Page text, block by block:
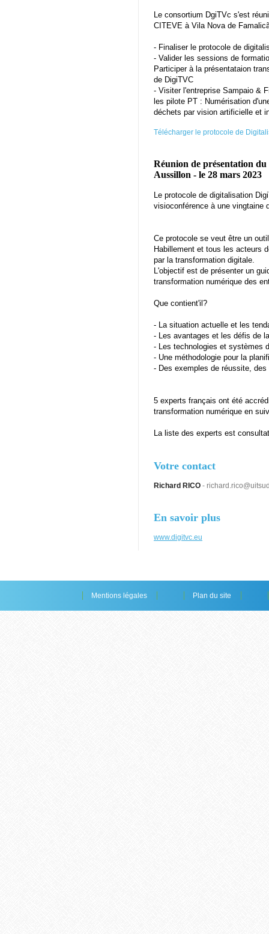
Le consortium DgiTVc s'est
CITEVE à Vila Nova de
- Finaliser le protocole de
- Valider les sessions de
Participer à la présentataion
de DigiTVC
- Visiter l'entreprise Sampaio &
les pilote PT : Numérisation
déchets par vision artificielle et
Télécharger le protocole de
Réunion de présentation
Aussillon - le 28 mars 2023
Le protocole de digitalisation
visioconférence à une vingtaine
Ce protocole se veut être un
Habillement et tous les acteurs
par la transformation digitale.
L'objectif est de présenter un
transformation numérique des
Que contient'il?
- La situation actuelle et les
- Les avantages et les défis de
- Les technologies et systèmes
- Une méthodologie pour la
- Des exemples de réussite,
5 experts français ont été
transformation numérique en
La liste des experts est
Votre contact
Richard RICO -
En savoir plus
www.digitvc.eu
Mentions légales Plan du site